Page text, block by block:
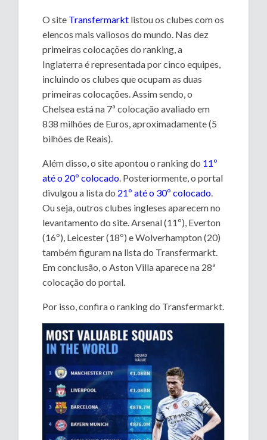
O site Transfermarkt listou os clubes com os
elencos mais valiosos do mundo. Nas dez
primeiras colocações do ranking, a
Inglaterra é representada por cinco equipes,
incluindo os clubes que ocupam as duas
primeiras colocações. Assim sendo, o
Chelsea está na 7ª colocação avaliado em
838 milhões de Euros, aproximadamente (5
bilhões de Reais).
Além disso, o site apontou o ranking do 11º
até o 20º colocado. Posteriormente, o portal
divulgou a lista do 21º até o 30º colocado.
Ou seja, outros clubes ingleses aparecem no
levantamento do site. Arsenal (11º), Everton
(16º), Leicester (18º) e Wolverhampton (20)
também figuram na lista do Transfermarkt.
Em conclusão, o Aston Villa aparece na 28ª
colocação do portal.
Por isso, confira o ranking do Transfermarkt.